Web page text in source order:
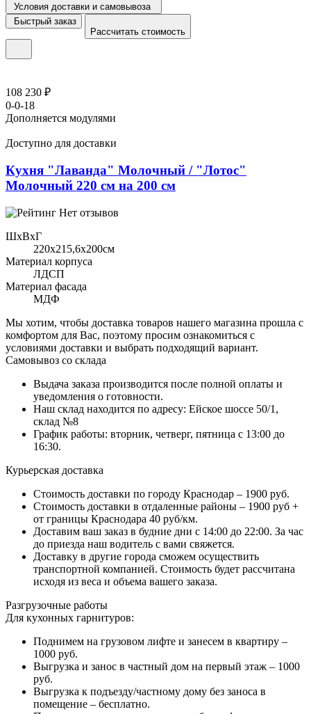
Условия доставки и самовывоза
Быстрый заказ
Рассчитать стоимость
108 230 ₽
0-0-18
Дополняется модулями
Доступно для доставки
Кухня "Лаванда" Молочный / "Лотос"
Молочный 220 см на 200 см
Нет отзывов
ШхВхГ
220x215,6х200см
Материал корпуса
ЛДСП
Материал фасада
МДФ
Мы хотим, чтобы доставка товаров нашего магазина прошла с
комфортом для Вас, поэтому просим ознакомиться с
условиями доставки и выбрать подходящий вариант.
Самовывоз со склада
Выдача заказа производится после полной оплаты и
уведомления о готовности.
Наш склад находится по адресу: Ейское шоссе 50/1,
склад №8
График работы: вторник, четверг, пятница с 13:00 до
16:30.
Курьерская доставка
Стоимость доставки по городу Краснодар – 1900 руб.
Стоимость доставки в отдаленные районы – 1900 руб +
от границы Краснодара 40 руб/км.
Доставим ваш заказ в будние дни с 14:00 до 22:00. За час
до приезда наш водитель с вами свяжется.
Доставку в другие города сможем осуществить
транспортной компанией. Стоимость будет рассчитана
исходя из веса и объема вашего заказа.
Разгрузочные работы
Для кухонных гарнитуров:
Поднимем на грузовом лифте и занесем в квартиру –
1000 руб.
Выгрузка и занос в частный дом на первый этаж – 1000
руб.
Выгрузка к подъезду/частному дому без заноса в
помещение – бесплатно.